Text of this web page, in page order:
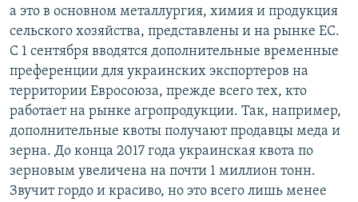
а это в основном металлургия, химия и продукция
сельского хозяйства, представлены и на рынке ЕС.
С 1 сентября вводятся дополнительные временные
преференции для украинских экспортеров на
территории Евросоюза, прежде всего тех, кто
работает на рынке агропродукции. Так, например,
дополнительные квоты получают продавцы меда и
зерна. До конца 2017 года украинская квота по
зерновым увеличена на почти 1 миллион тонн.
Звучит гордо и красиво, но это всего лишь менее